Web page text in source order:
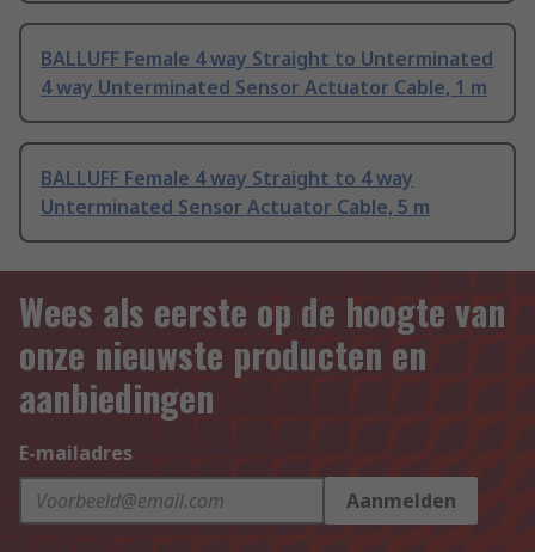
BALLUFF Female 4 way Straight to Unterminated
4 way Unterminated Sensor Actuator Cable, 1 m
BALLUFF Female 4 way Straight to 4 way
Unterminated Sensor Actuator Cable, 5 m
Wees als eerste op de hoogte van
onze nieuwste producten en
aanbiedingen
E-mailadres
Aanmelden